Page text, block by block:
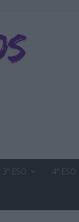
3º ESO 4º ESO